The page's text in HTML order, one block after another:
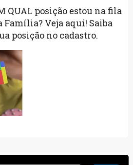
QUAL posição estou na fila
Família? Veja aqui! Saiba
posição no cadastro.